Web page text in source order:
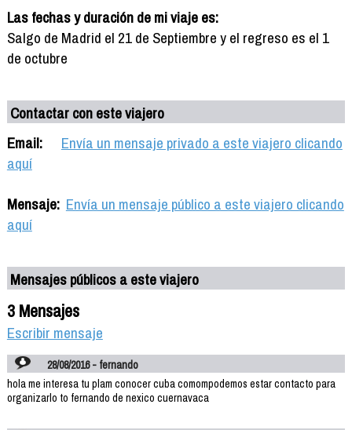
Las fechas y duración de mi viaje es:
Salgo de Madrid el 21 de Septiembre y el regreso es el 1
de octubre
Contactar con este viajero
Email:
Envía un mensaje privado a este viajero clicando
aquí
Mensaje: Envía un mensaje público a este viajero clicando
aquí
Mensajes públicos a este viajero
3 Mensajes
Escribir mensaje
28/08/2016 - fernando
hola me interesa tu plam conocer cuba comompodemos estar contacto para
organizarlo to fernando de nexico cuernavaca